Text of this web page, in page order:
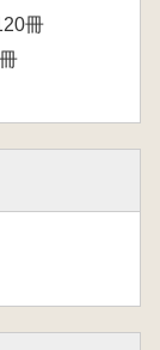
『董其昌
が詳細に
が成熟期
冊